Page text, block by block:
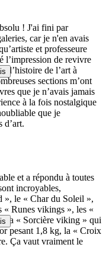
! J'ai fini par
car je n'en avais
et professeure
l’impression de revivre
d’histoire de l’art à
sections m’ont
que je n’avais jamais
à la fois nostalgique
que je
d’art.
et a répondu à toutes
incroyables,
», le « Char du Soleil »,
« Runes vikings », les «
la « Sorcière viking » qui
pesant 1,8 kg, la « Croix
Ça vaut vraiment le